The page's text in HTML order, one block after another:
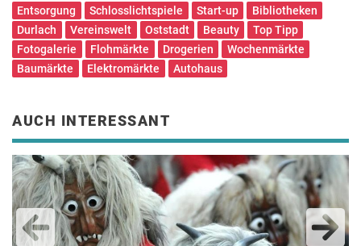
Entsorgung
Schlosslichtspiele Start-up
Bibliotheken
Durlach
Vereinswelt Oststadt Beauty
Top Tipp
Fotogalerie
Flohmärkte Drogerien
Wochenmärkte
Baumärkte
Elektromärkte Autohaus
AUCH INTERESSANT